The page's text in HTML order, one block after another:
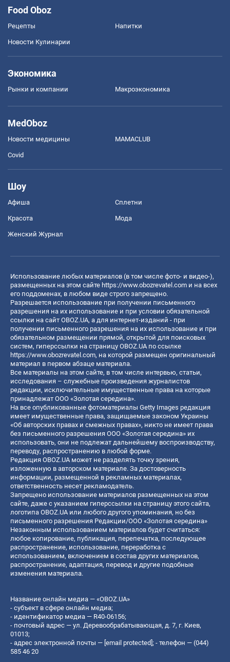
Food Oboz
Рецепты Напитки
Новости Кулинарии
Экономика
Рынки и компании Mакроэкономика
MedOboz
Новости медицины MAMACLUB
Covid
Шоу
Афиша Сплетни
Красота Мода
Женский Журнал
Использование любых материалов (в том числе фото- и видео-),
размещенных на этом сайте https://www.obozrevatel.com и на всех
его поддоменах, в любом виде строго запрещено.
Разрешается использование при получении письменного
разрешения на их использование и при условии обязательной
ссылки на сайт OBOZ.UA, а для интернет-изданий - при
получении письменного разрешения на их использование и при
обязательном размещении прямой, открытой для поисковых
систем, гиперссылки на страницу OBOZ.UA по ссылке
https://www.obozrevatel.com, на которой размещен оригинальный
материал в первом абзаце материала.
Все материалы на этом сайте, в том числе интервью, статьи,
исследования – служебные произведения журналистов
редакции, исключительные имущественные права на которые
принадлежат ООО «Золотая середина».
На все опубликованные фотоматериалы Getty Images редакция
имеет имущественные права, защищаемые законом Украины
«Об авторских правах и смежных правах», никто не имеет права
без письменного разрешения ООО «Золотая середина» их
использовать, они не подлежат дальнейшему воспроизводству,
переводу, распространению в любой форме.
Редакция OBOZ.UA может не разделять точку зрения,
изложенную в авторском материале. За достоверность
информации, размещенной в рекламных материалах,
ответственность несет рекламодатель.
Запрещено использование материалов размещенных на этом
сайте, даже с указанием гиперссылки на страницу этого сайта,
логотипа OBOZ.UA или любого другого упоминания, но без
письменного разрешения Редакции/ООО «Золотая середина»
Незаконным использованием материалов будет считаться:
любое копирование, публикация, перепечатка, последующее
распространение, использование, переработка с
использованием, включением в состав других материалов,
распространение, адаптация, перевод и другие подобные
изменения материала.
Название онлайн медиа — «OBOZ.UA»
- субъект в сфере онлайн медиа;
- идентификатор медиа — R40-06156;
- почтовый адрес — ул. Деревообрабатывающая, д. 7, г. Киев,
01013;
- адрес электронной почты — [email protected] ; - телефон — (044)
585 46 20